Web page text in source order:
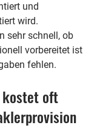
und
wird.
sehr schnell, ob
vorbereitet ist
fehlen.
kostet oft